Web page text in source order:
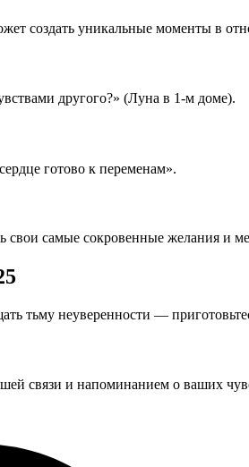
создать уникальные моменты в
другого?» (Луна в 1-м доме).
готово к переменам».
свои самые сокровенные желания и
тьму неуверенности —
связи и напоминанием о ваших